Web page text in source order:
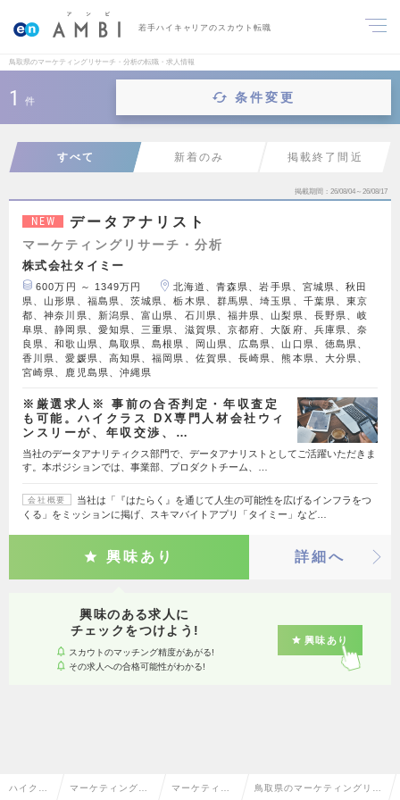
若手ハイキャリアのスカウト転職
鳥取県のマーケティングリサーチ・分析の転職・求人情報
1 件 条件変更
すべて 新着のみ 掲載終了間近
掲載期間 26/08/04～26/08/17
NEW データアナリスト
マーケティングリサーチ・分析
株式会社タイミー
600万円 ～ 1349万円
北海道、青森県、岩手県、宮城県、秋田
県、山形県、福島県、茨城県、栃木県、群馬県、埼玉県、千葉県、東京
都、神奈川県、新潟県、富山県、石川県、福井県、山梨県、長野県、岐
阜県、静岡県、愛知県、三重県、滋賀県、京都府、大阪府、兵庫県、奈
良県、和歌山県、鳥取県、島根県、岡山県、広島県、山口県、徳島県、
香川県、愛媛県、高知県、福岡県、佐賀県、長崎県、熊本県、大分県、
宮崎県、鹿児島県、沖縄県
※厳選求人※ 事前の合否判定・年収査定
も可能。ハイクラス DX専門人材会社ウィ
ンスリーが、年収交渉、…
当社のデータアナリティクス部門で、データアナリストとしてご活躍いただきま
す。本ポジションでは、事業部、プロダクトチーム、…
会社概要
当社は「『はたらく』を通じて人生の可能性を広げるインフラをつ
くる」をミッションに掲げ、スキマバイトアプリ「タイミー」など…
興味あり 詳細へ
興味のある求人に
チェックをつけよう!
スカウトのマッチング精度があがる!
その求人への合格可能性がわかる!
興味あり
ハイクラ マーケティング・ マーケティン 鳥取県のマーケティングリサ